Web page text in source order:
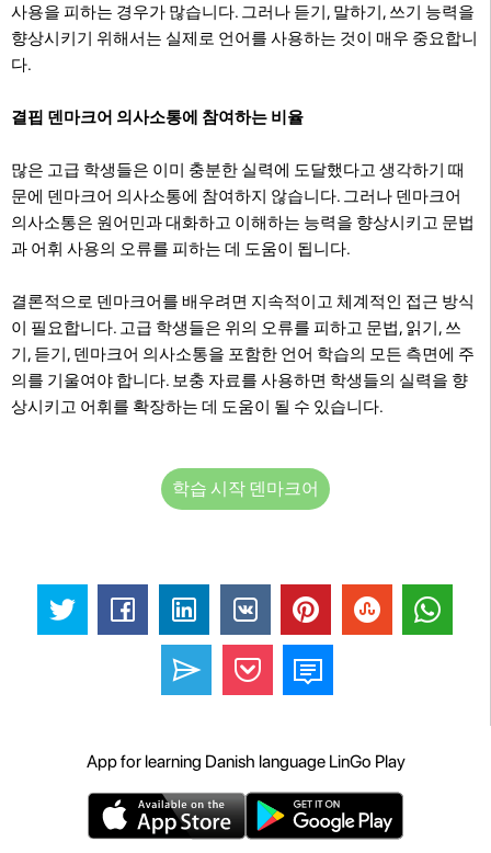
사용을 피하는 경우가 많습니다. 그러나 듣기, 말하기, 쓰기 능력을
향상시키기 위해서는 실제로 언어를 사용하는 것이 매우 중요합니
다.
결핍 덴마크어 의사소통에 참여하는 비율
많은 고급 학생들은 이미 충분한 실력에 도달했다고 생각하기 때
문에 덴마크어 의사소통에 참여하지 않습니다. 그러나 덴마크어
의사소통은 원어민과 대화하고 이해하는 능력을 향상시키고 문법
과 어휘 사용의 오류를 피하는 데 도움이 됩니다.
결론적으로 덴마크어를 배우려면 지속적이고 체계적인 접근 방식
이 필요합니다. 고급 학생들은 위의 오류를 피하고 문법, 읽기, 쓰
기, 듣기, 덴마크어 의사소통을 포함한 언어 학습의 모든 측면에 주
의를 기울여야 합니다. 보충 자료를 사용하면 학생들의 실력을 향
상시키고 어휘를 확장하는 데 도움이 될 수 있습니다.
학습 시작 덴마크어
App for learning Danish language LinGo Play